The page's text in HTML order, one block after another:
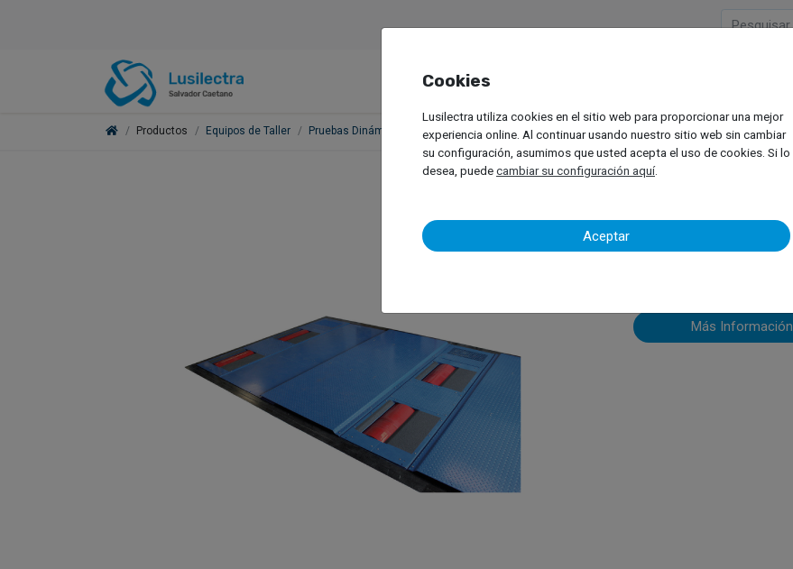
Productos Equipos de Taller Pruebas Dinámicas Vehículos Ligeros Dinamómetros Maha MSR
Maha MSR
Más Información
Cookies
Lusilectra utiliza cookies en el sitio web para proporcionar una mejor
experiencia online. Al continuar usando nuestro sitio web sin cambiar
su configuración, asumimos que usted acepta el uso de cookies. Si lo
desea, puedecambiar su configuración aquí.
Aceptar